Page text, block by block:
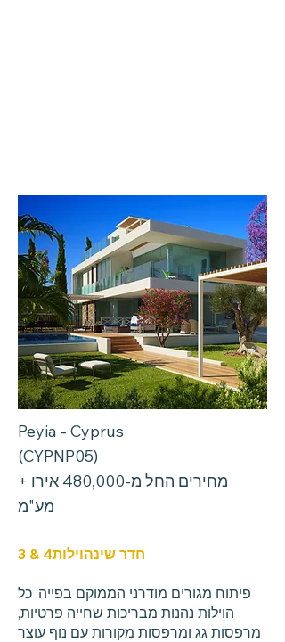
Peyia - Cyprus
(CYPNP05)
מחירים החל מ-480,000 אירו +
מע"מ
3 & 4 חדר שינהוילות
פיתוח מגורים מודרני הממוקם בפייה. כל
הוילות נהנות מבריכות שחייה פרטיות,
מרפסות גג ומרפסות מקורות עם נוף עוצר